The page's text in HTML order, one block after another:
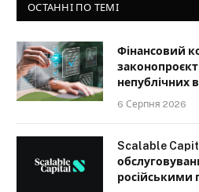
ОСТАННІ ПО ТЕМІ
Фінансовий
непублічних
6 Серпня 2026
Scalable
російськими